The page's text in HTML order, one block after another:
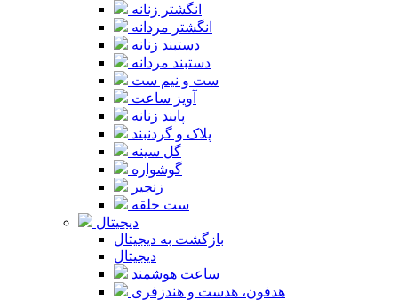
انگشتر زنانه
انگشتر مردانه
دستبند زنانه
دستبند مردانه
ست و نیم ست
آویز ساعت
پابند زنانه
پلاک و گردنبند
گل سینه
گوشواره
زنجیر
ست حلقه
دیجیتال
بازگشت به دیجیتال
دیجیتال
ساعت هوشمند
هدفون، هدست و هندزفری